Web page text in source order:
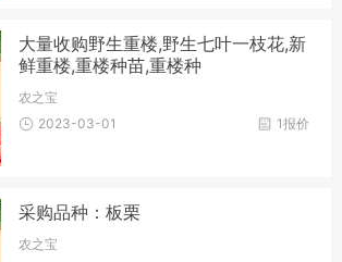
大量收购野生重楼,野生七叶一枝花,新
鲜重楼,重楼种苗,重楼种
农之宝
1报价
2023-03-01
采购品种：板栗
农之宝